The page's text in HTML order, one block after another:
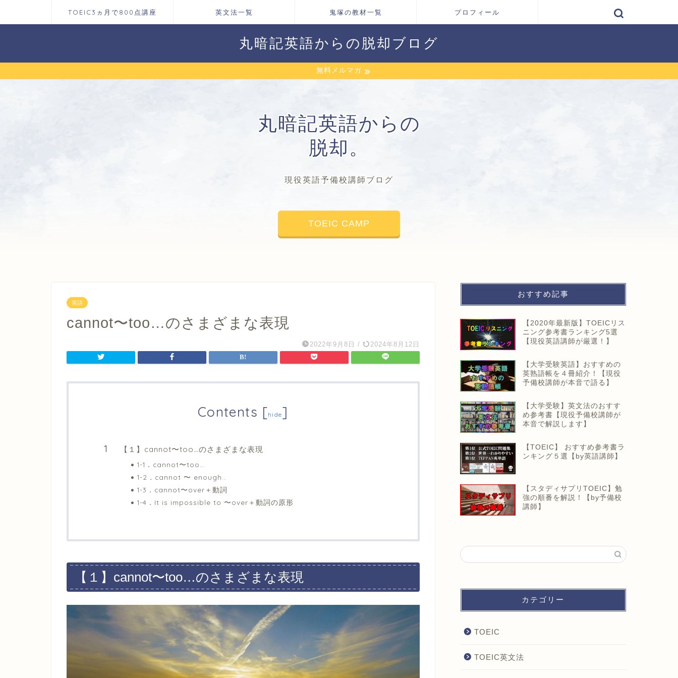
TOEIC3ヵ月で800点講座 英文法一覧 鬼塚の教材一覧 プロフィール
丸暗記英語からの脱却ブログ
無料メルマガ
丸暗記英語からの
脱却。
現役英語予備校講師ブログ
TOEIC CAMP
英語
cannot〜too…のさまざまな表現
2022年9月8日 / 2024年8月12日
Contents [hide]
【１】cannot〜too…のさまざまな表現
1-1．cannot〜too…
1-2．cannot 〜 enough…
1-3．cannot〜over＋動詞
1-4．It is impossible to 〜over＋動詞の原形
【１】cannot〜too…のさまざまな表現
おすすめ記事
【2020年最新版】TOEICリス
ニング参考書ランキング5選
【現役英語講師が厳選！】
【大学受験英語】おすすめの
英熟語帳を４冊紹介！【現役
予備校講師が本音で語る】
【大学受験】英文法のおすす
め参考書【現役予備校講師が
本音で解説します】
【TOEIC】 おすすめ参考書ラ
ンキング５選【by英語講師】
【スタディサプリTOEIC】勉
強の順番を解説！【by予備校
講師】
カテゴリー
TOEIC
TOEIC英文法